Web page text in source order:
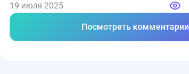
19 июля 2025
Посмотреть комментарии